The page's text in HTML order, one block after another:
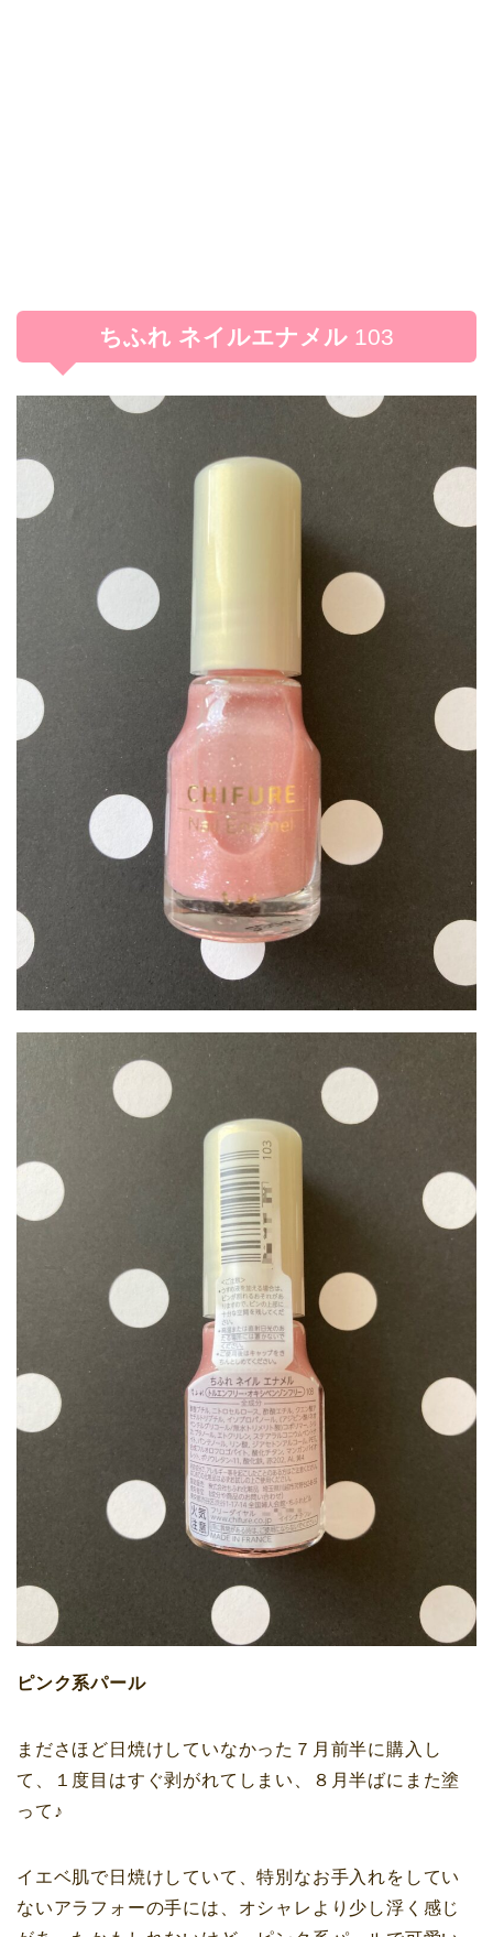
ちふれ ネイルエナメル 103
ピンク系パール
まださほど日焼けしていなかった７月前半に購入し
て、１度目はすぐ剥がれてしまい、８月半ばにまた塗
って♪
イエベ肌で日焼けしていて、特別なお手入れをしてい
ないアラフォーの手には、オシャレより少し浮く感じ